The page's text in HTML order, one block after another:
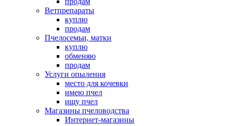
Ветпрепараты
куплю
продам
Пчелосемьи, матки
куплю
обменяю
продам
Услуги опыления
место для кочевки
имею пчел
ищу пчел
Магазины пчеловодства
Интернет-магазины